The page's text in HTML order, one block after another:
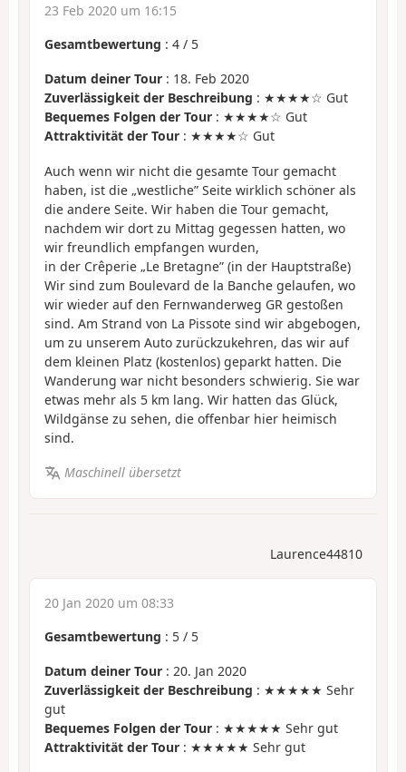
23 Feb 2020 um 16:15
Gesamtbewertung : 4 / 5
Datum deiner Tour : 18. Feb 2020
Zuverlässigkeit der Beschreibung : ★★★★☆ Gut
Bequemes Folgen der Tour : ★★★★☆ Gut
Attraktivität der Tour : ★★★★☆ Gut
Auch wenn wir nicht die gesamte Tour gemacht
haben, ist die „westliche” Seite wirklich schöner als
die andere Seite. Wir haben die Tour gemacht,
nachdem wir dort zu Mittag gegessen hatten, wo
wir freundlich empfangen wurden,
in der Crêperie „Le Bretagne” (in der Hauptstraße)
Wir sind zum Boulevard de la Banche gelaufen, wo
wir wieder auf den Fernwanderweg GR gestoßen
sind. Am Strand von La Pissote sind wir abgebogen,
um zu unserem Auto zurückzukehren, das wir auf
dem kleinen Platz (kostenlos) geparkt hatten. Die
Wanderung war nicht besonders schwierig. Sie war
etwas mehr als 5 km lang. Wir hatten das Glück,
Wildgänse zu sehen, die offenbar hier heimisch
sind.
Maschinell übersetzt
Laurence44810
20 Jan 2020 um 08:33
Gesamtbewertung : 5 / 5
Datum deiner Tour : 20. Jan 2020
Zuverlässigkeit der Beschreibung : ★★★★★ Sehr
gut
Bequemes Folgen der Tour : ★★★★★ Sehr gut
Attraktivität der Tour : ★★★★★ Sehr gut